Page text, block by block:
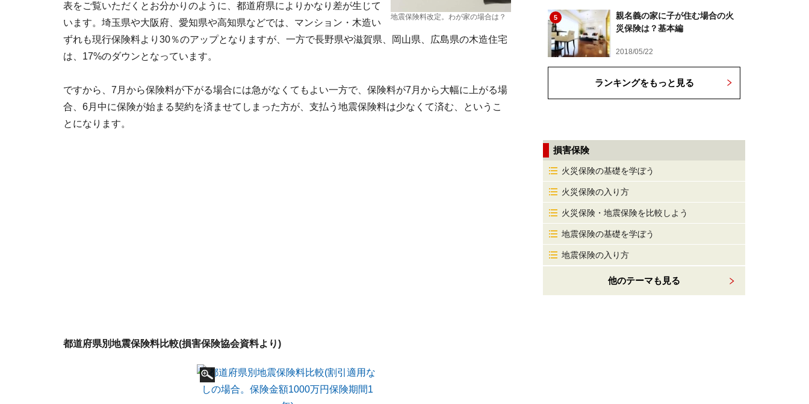
地震保険料改定。わが家の場合は？
表をご覧いただくとお分かりのように、都道府県によりかなり差が生じて
います。埼玉県や大阪府、愛知県や高知県などでは、マンション・木造い
ずれも現行保険料より30％のアップとなりますが、一方で長野県や滋賀県、岡山県、広島県の木造住宅
は、17%のダウンとなっています。
ですから、7月から保険料が下がる場合には急がなくてもよい一方で、保険料が7月から大幅に上がる場
合、6月中に保険が始まる契約を済ませてしまった方が、支払う地震保険料は少なくて済む、というこ
とになります。
都道府県別地震保険料比較(損害保険協会資料より)
5
親名義の家に子が住む場合の火
災保険は？基本編
2018/05/22
ランキングをもっと見る
損害保険
火災保険の基礎を学ぼう
火災保険の入り方
火災保険・地震保険を比較しよう
地震保険の基礎を学ぼう
地震保険の入り方
他のテーマも見る